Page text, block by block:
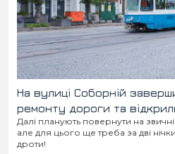
На вулиці Соборній
ремонту дороги та
Далі планують повернути на
але для цього ще треба за дві
дроти!